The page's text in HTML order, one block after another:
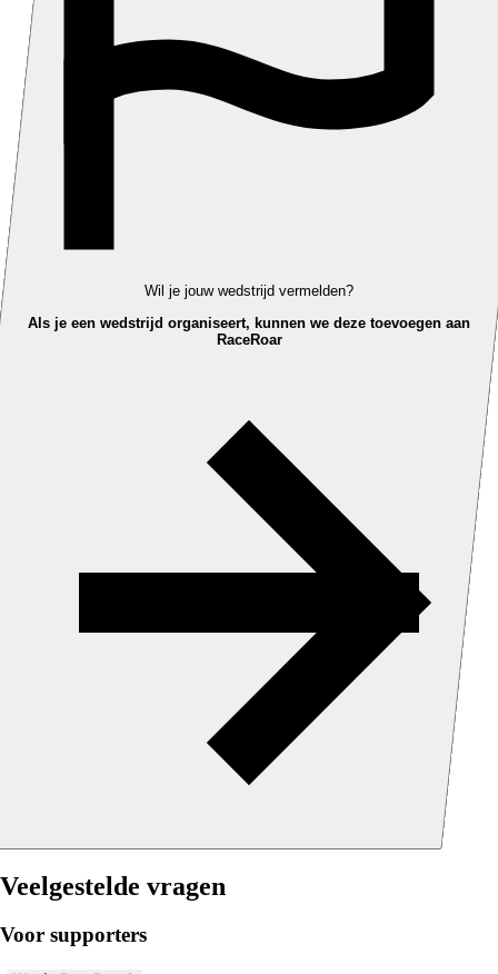
Wil je jouw wedstrijd vermelden?
Als je een wedstrijd organiseert, kunnen we deze toevoegen aan
RaceRoar
Veelgestelde vragen
Voor supporters